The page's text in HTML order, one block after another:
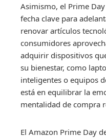
Asimismo, el Prime
fecha clave para
renovar artículos
consumidores
adquirir dispositivos
su bienestar, como
inteligentes o equipos
está en equilibrar la
mentalidad de compra
El Amazon Prime Day